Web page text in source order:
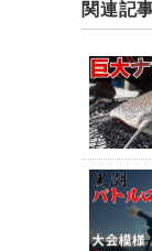
関連記